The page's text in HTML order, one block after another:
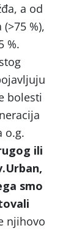
a od
%),
%.
bolesti
o.g.
ili
smo
njihovo